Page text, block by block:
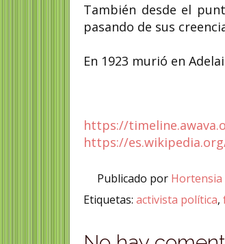
También desde el
pasando de sus
En 1923 murió en
https://
https://
Publicado por Hortensia
Etiquetas:activista política,